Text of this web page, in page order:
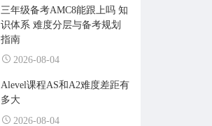
三年级备考AMC8能跟上吗 知
识体系 难度分层与备考规划
指南
2026-08-04
Alevel课程AS和A2难度差距有
多大
2026-08-04